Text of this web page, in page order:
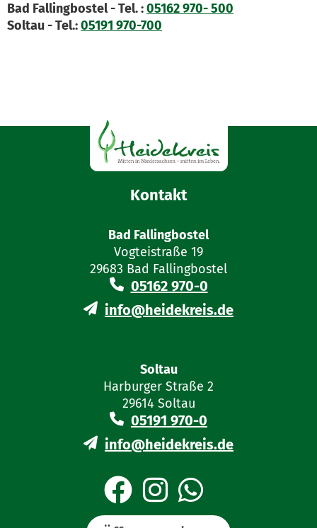
Bad Fallingbostel - Tel. :05162 970- 500
Soltau - Tel.:05191 970-700
Kontakt
Bad Fallingbostel
Vogteistraße 19
29683 Bad Fallingbostel
05162 970-0
info@heidekreis.de
Soltau
Harburger Straße 2
29614 Soltau
05191 970-0
info@heidekreis.de